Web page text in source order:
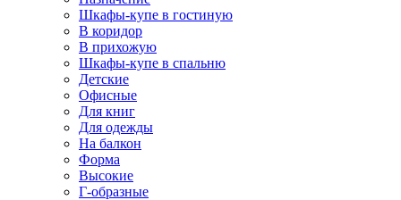
Шкафы-купе в гостиную
В коридор
В прихожую
Шкафы-купе в спальню
Детские
Офисные
Для книг
Для одежды
На балкон
Форма
Высокие
Г-образные